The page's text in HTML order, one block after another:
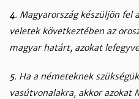
4. Ma­gyaror­szág ké­szül­jön
ve­le­tek kö­vet­kez­té­ben az
ma­gyar ha­tárt, azo­kat
5. Ha a né­me­tek­nek
vas­út­vo­na­lak­ra, ak­kor azo­kat